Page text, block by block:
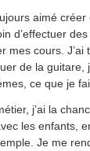
aimé
d’effectuer
mes cours. J’ai
de la guitare,
ce que je
j’ai la
les enfants,
Je me